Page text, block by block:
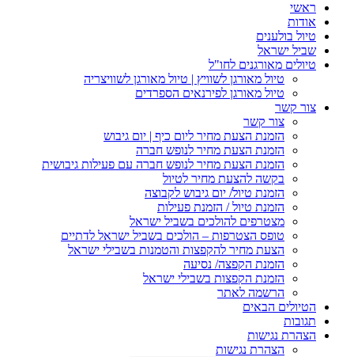
ראשי
אודות
טיול בולענים
שביל ישראל
טיולים מאורגנים לחו"ל
טיול מאורגן לשוויץ | טיול מאורגן לשוויצריה
טיול מאורגן לפירנאים הספרדים
צור קשר
צור קשר
הזמנת הצעת מחיר ליום כיף | יום גיבוש
הזמנת הצעת מחיר לנופש חברה
הזמנת הצעת מחיר לנופש חברה עם פעילות גיבושית
בקשה להצעת מחיר לטיול
הזמנת טיול/ יום גיבוש לקבוצה
הזמנת טיול / הזמנת פעילות
מצטרפים להולכים בשביל ישראל
טופס הצטרפות – הולכים בשביל ישראל לדתיים
הצעת מחיר להקפצות והטמנות בשבילי ישראל
הזמנת הקפצה/ נסיעה
הזמנת הקפצות בשבילי ישראל
הרשמה לאתר
הטיולים הבאים
תגובות
הצהרת נגישות
הצהרת נגישות